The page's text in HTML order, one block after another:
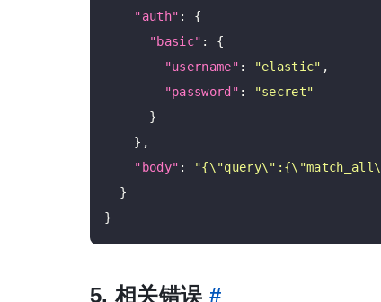
"auth" : {
"basic" : {
"username" : "elastic" ,
"password" :
"secret"
      }
    },
"body" :
  }
5. 相关错误 #